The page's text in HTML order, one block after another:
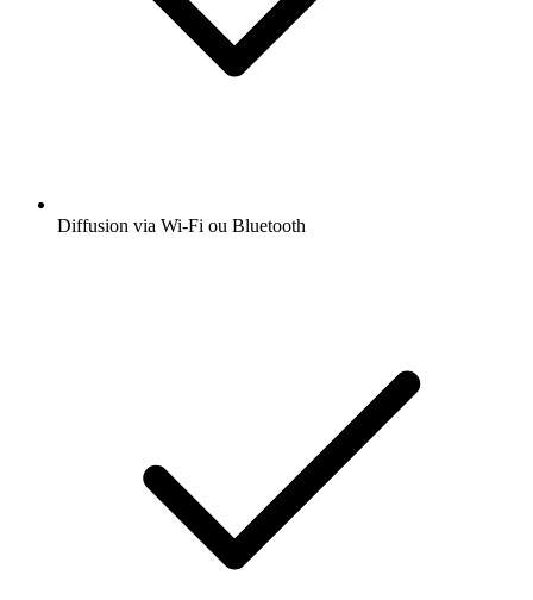
Diffusion via Wi-Fi ou Bluetooth